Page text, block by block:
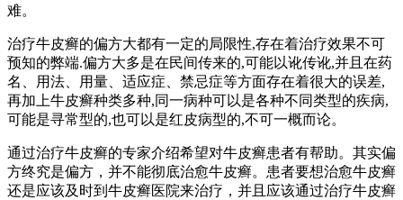
难。
治疗牛皮癣的偏方大都有一定的局限性,存在着治疗效果不可
预知的弊端.偏方大多是在民间传来的,可能以讹传讹,并且在药
名、用法、用量、适应症、禁忌症等方面存在着很大的误差,
再加上牛皮癣种类多种,同一病种可以是各种不同类型的疾病,
可能是寻常型的,也可以是红皮病型的,不可一概而论。
通过治疗牛皮癣的专家介绍希望对牛皮癣患者有帮助。其实偏
方终究是偏方，并不能彻底治愈牛皮癣。患者要想治愈牛皮癣
还是应该及时到牛皮癣医院来治疗，并且应该通过治疗牛皮癣